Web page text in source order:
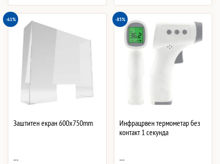
147 ден.18 ден.
-61%
Заштитен екран 600x750mm
…
-85%
Инфрацрвен термометар без
контакт 1 секунда
…